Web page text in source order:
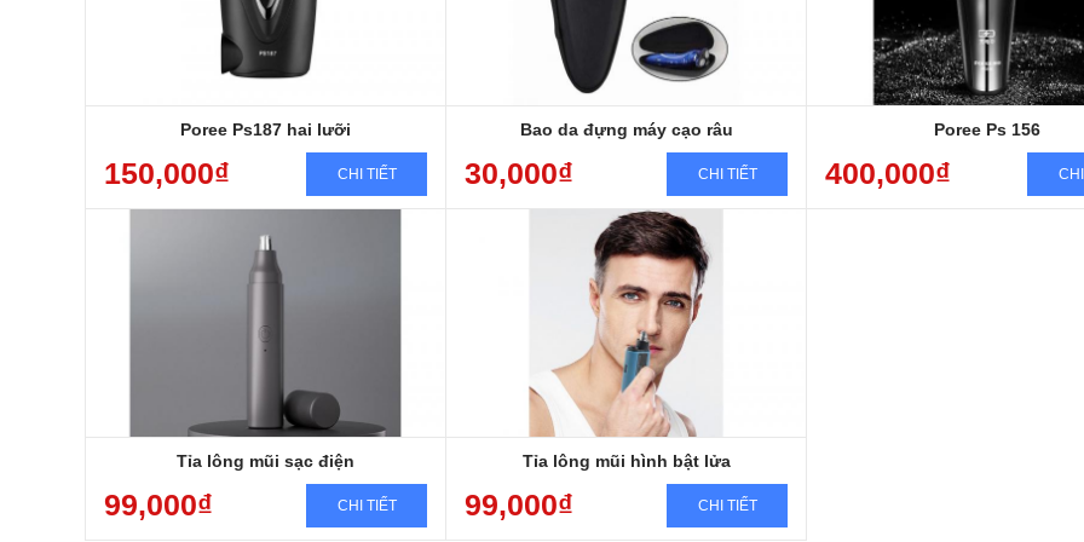
Poree Ps187 hai lưỡi
150,000₫ CHI TIẾT
Bao da đựng máy cạo râu
30,000₫ CHI TIẾT
Poree Ps 156
400,000₫
Sạc nhanh, chống nước, cạo êm
Tỉa lông mũi sạc điện
99,000₫ CHI TIẾT
Tỉa lông mũi hình bật lửa
99,000₫ CHI TIẾT